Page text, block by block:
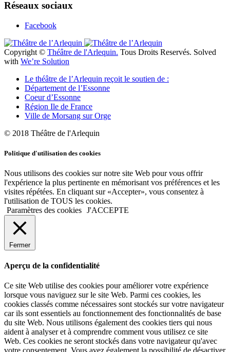
Réseaux sociaux
Facebook
Copyright © Théâtre de l'Arlequin. Tous Droits Reservés. Solved
with We’re Solution
Le théâtre de l’Arlequin reçoit le soutien de :
Département de l’Essonne
Coeur d’Essonne
Région Ile de France
Ville de Morsang sur Orge
© 2018 Théâtre de l'Arlequin
Politique d'utilisation des cookies
Nous utilisons des cookies sur notre site Web pour vous offrir
l'expérience la plus pertinente en mémorisant vos préférences et les
visites répétées. En cliquant sur «Accepter», vous consentez à
l'utilisation de TOUS les cookies.
Paramètres des cookies J'ACCEPTE
Fermer
Aperçu de la confidentialité
Ce site Web utilise des cookies pour améliorer votre expérience
lorsque vous naviguez sur le site Web. Parmi ces cookies, les
cookies classés comme nécessaires sont stockés sur votre navigateur
car ils sont essentiels au fonctionnement des fonctionnalités de base
du site Web. Nous utilisons également des cookies tiers qui nous
aident à analyser et à comprendre comment vous utilisez ce site
Web. Ces cookies ne seront stockés dans votre navigateur qu'avec